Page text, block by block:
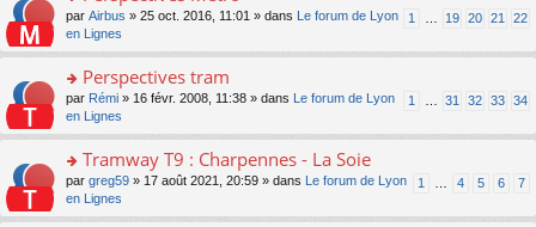
c
e
nt
u
c
e
nt
o
n
lu
le
u
c
e
nt
s
a
n
o
n
lu
le
u
er
le
m
e
s
s
a
n
o
n
lu
o
n
s
er
le
m
e
s
s
a
1 19 20 21 22
par Airbus » 25 oct. 2016, 11:01 » dans
Le forum de Lyon
en Lignes
o
n
s
er
le
m
e
Perspectives tram
1 31 32 33 34
par Rémi » 16 févr. 2008, 11:38 » dans
Le forum de Lyon
en Lignes
o
n
s
Tramway T9 : Charpennes - La Soie
1 4 5 6 7
par greg59 » 17 août 2021, 20:59 » dans
Le forum de Lyon
en Lignes